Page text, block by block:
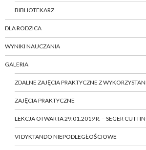
BIBLIOTEKARZ
DLA RODZICA
WYNIKI NAUCZANIA
GALERIA
ZDALNE ZAJĘCIA PRAKTYCZNE Z
ZAJĘCIA PRAKTYCZNE
LEKCJA OTWARTA 29.01.2019 R. – SEGER
VI DYKTANDO NIEPODLEGŁOŚCIOWE